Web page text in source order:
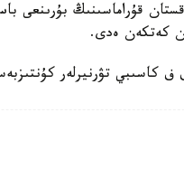
قۇراماسىنىڭ بۇرىنعى
كەتكەن ەدى.
كاسىبي تۋرنيرلەر